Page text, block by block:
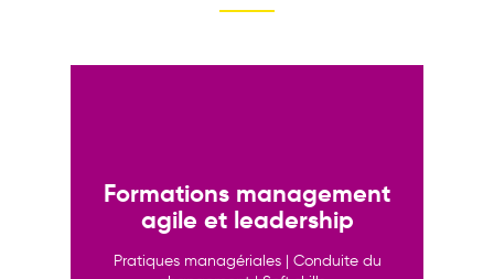
Formations management
agile et leadership
Pratiques managériales | Conduite du